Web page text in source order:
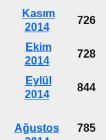
Kasım
2014
726
Ekim
2014
728
Eylül
2014
844
Ağustos
785